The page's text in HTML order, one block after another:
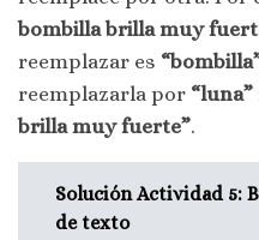
válida”);
}
}
String texto =
rápido”;
Pattern p =
Matcher m =
int count = 0;
while (m.find())
bombilla brilla muy
reemplazar es
reemplazarla por “luna”
brilla muy fuerte”.
Solución Actividad 5:
de texto